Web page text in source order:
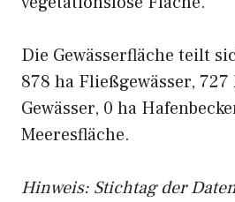
Die Gewässerfläche teilt
878 ha Fließgewässer, 727
Gewässer, 0 ha
Meeresfläche.
Hinweis: Stichtag der